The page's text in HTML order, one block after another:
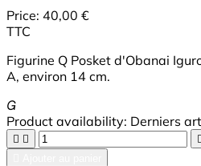
Price: 40,00 €
TTC
Figurine Q Posket d'Obanai
A, environ 14 cm.

Product availability: Derniers
 